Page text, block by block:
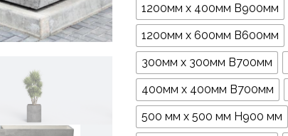
1200мм х 400мм В900мм
1200мм х 600мм В600мм
300мм х 300мм В700мм
400мм х 400мм В700мм
500 мм x 500 мм H900 мм